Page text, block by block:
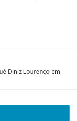
Diniz Lourenço em